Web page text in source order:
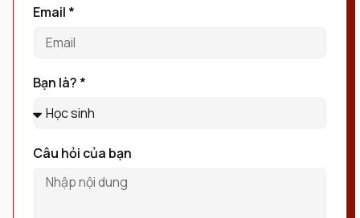
Email *
Bạn là? *
Câu hỏi của bạn